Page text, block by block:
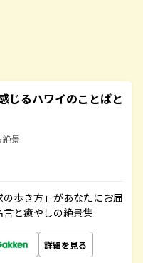
じるハワイのことばと
絶景
歩き方」があなたにお届
と癒やしの絶景集
詳細を見る